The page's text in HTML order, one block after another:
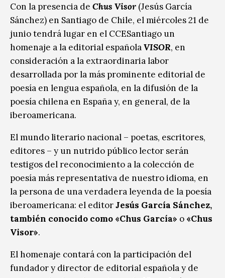
Con la presencia de Chus Visor (Jesús García
Sánchez) en Santiago de Chile, el miércoles 21 de
junio tendrá lugar en el CCESantiago un
homenaje a la editorial españolaVISOR, en
consideración a la extraordinaria labor
desarrollada por la más prominente editorial de
poesía en lengua española, en la difusión de la
poesía chilena en España y, en general, de la
iberoamericana.
El mundo literario nacional – poetas, escritores,
editores – y un nutrido público lector serán
testigos del reconocimiento a la colección de
poesía más representativa de nuestro idioma, en
la persona de una verdadera leyenda de la poesía
iberoamericana: el editorJesús García Sánchez,
también conocido como «Chus García» o «Chus
Visor».
El homenaje contará con la participación del
fundador y director de editorial española y de